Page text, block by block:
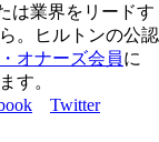
は業界をリードす
。ヒルトンの公認
オナーズ会員に
す。
Twitter